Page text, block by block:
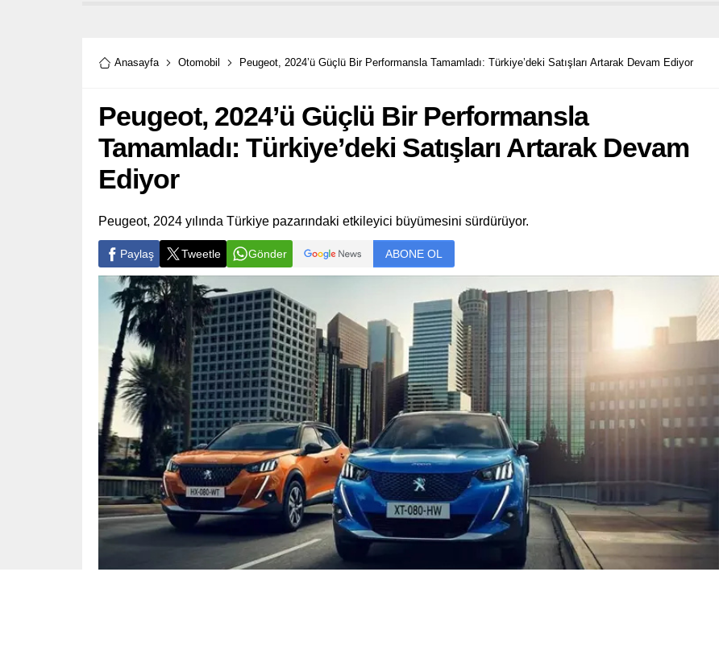
Anasayfa Otomobil Peugeot, 2024’ü Güçlü Bir Performansla Tamamladı: Türkiye’deki Satışları Artarak Devam Ediyor
Peugeot, 2024’ü Güçlü Bir Performansla
Tamamladı: Türkiye’deki Satışları Artarak Devam
Ediyor
Peugeot, 2024 yılında Türkiye pazarındaki etkileyici büyümesini sürdürüyor.
Paylaş Tweetle Gönder ABONE OL